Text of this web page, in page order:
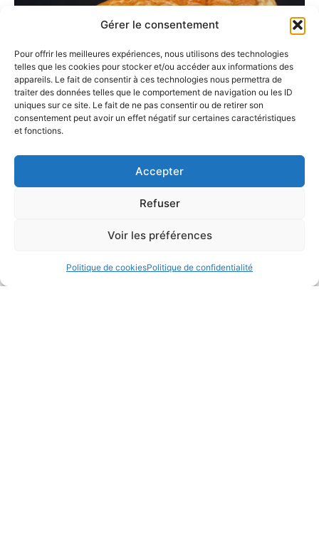
Gérer le consentement
Pour offrir les meilleures expériences, nous utilisons des technologies
telles que les cookies pour stocker et/ou accéder aux informations des
appareils. Le fait de consentir à ces technologies nous permettra de
traiter des données telles que le comportement de navigation ou les ID
uniques sur ce site. Le fait de ne pas consentir ou de retirer son
consentement peut avoir un effet négatif sur certaines caractéristiques
et fonctions.
Accepter
Refuser
Voir les préférences
Politique de cookiesPolitique de confidentialité
Chausson aux Pommes